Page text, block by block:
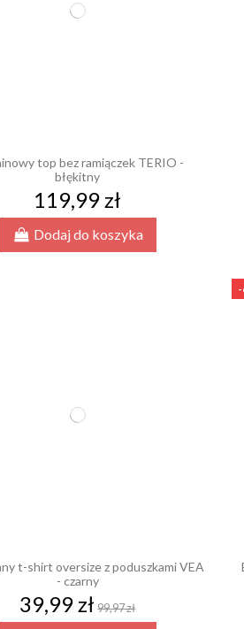
top bez ramiączek TERIO -
błękitny
119,99 zł
Dodaj do koszyka
t-shirt oversize z poduszkami VEA
- czarny
39,99 zł 99,97 zł